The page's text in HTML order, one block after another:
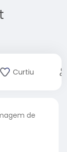
Curtiu
de